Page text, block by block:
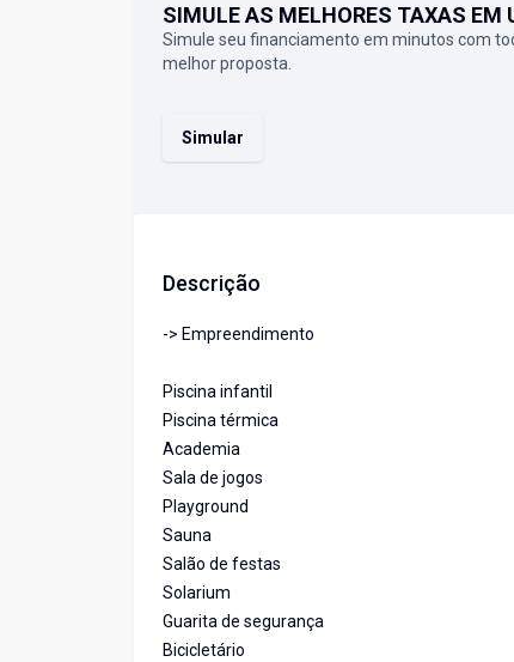
SIMULE AS MELHORES TAXAS EM
Simule seu financiamento em minutos com
melhor proposta.
Simular
Descrição
-> Empreendimento
Piscina infantil
Piscina térmica
Academia
Sala de jogos
Playground
Sauna
Salão de festas
Solarium
Guarita de segurança
Bicicletário